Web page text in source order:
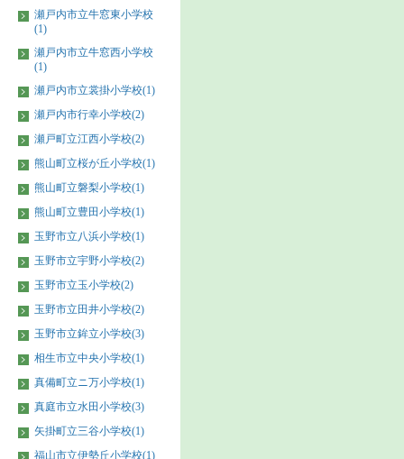
瀬戸内市立牛窓東小学校
(1)
瀬戸内市立牛窓西小学校
(1)
瀬戸内市立裳掛小学校(1)
瀬戸内市行幸小学校(2)
瀬戸町立江西小学校(2)
熊山町立桜が丘小学校(1)
熊山町立磐梨小学校(1)
熊山町立豊田小学校(1)
玉野市立八浜小学校(1)
玉野市立宇野小学校(2)
玉野市立玉小学校(2)
玉野市立田井小学校(2)
玉野市立鉾立小学校(3)
相生市立中央小学校(1)
真備町立ニ万小学校(1)
真庭市立水田小学校(3)
矢掛町立三谷小学校(1)
福山市立伊勢丘小学校(1)